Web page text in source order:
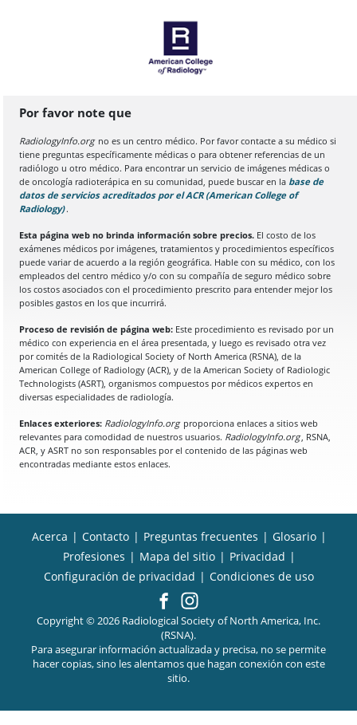
Por favor note que
RadiologyInfo.orgno es un centro médico. Por favor contacte a su médico si
tiene preguntas específicamente médicas o para obtener referencias de un
radiólogo u otro médico. Para encontrar un servicio de imágenes médicas o
de oncología radioterápica en su comunidad, puede buscar en la base de
datos de servicios acreditados por el ACR (American College of
Radiology)(Se abre en una nueva pestaña del navegador)
.
Esta página web no brinda información sobre precios. El costo de los
exámenes médicos por imágenes, tratamientos y procedimientos específicos
puede variar de acuerdo a la región geográfica. Hable con su médico, con los
empleados del centro médico y/o con su compañía de seguro médico sobre
los costos asociados con el procedimiento prescrito para entender mejor los
posibles gastos en los que incurrirá.
Proceso de revisión de página web: Este procedimiento es revisado por un
médico con experiencia en el área presentada, y luego es revisado otra vez
por comités de la Radiological Society of North America (RSNA), de la
American College of Radiology (ACR), y de la American Society of Radiologic
Technologists (ASRT), organismos compuestos por médicos expertos en
diversas especialidades de radiología.
Enlaces exteriores: RadiologyInfo.org proporciona enlaces a sitios web
relevantes para comodidad de nuestros usuarios. RadiologyInfo.org, RSNA,
ACR, y ASRT no son responsables por el contenido de las páginas web
encontradas mediante estos enlaces.
Acerca | Contacto | Preguntas frecuentes | Glosario |
Profesiones | Mapa del sitio | Privacidad |
Configuración de privacidad | Condiciones de uso
Copyright © 2026 Radiological Society of North America, Inc.
(RSNA).
Para asegurar información actualizada y precisa, no se permite
hacer copias, sino les alentamos que hagan conexión con este
sitio.